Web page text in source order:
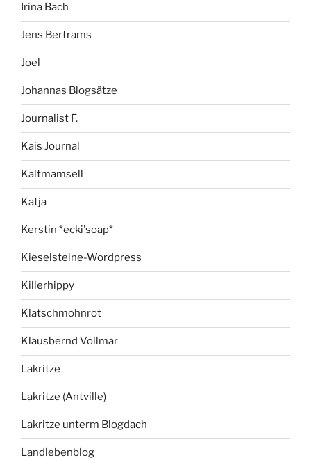
Irina Bach
Jens Bertrams
Joel
Johannas Blogsätze
Journalist F.
Kais Journal
Kaltmamsell
Katja
Kerstin *ecki'soap*
Kieselsteine-Wordpress
Killerhippy
Klatschmohnrot
Klausbernd Vollmar
Lakritze
Lakritze (Antville)
Lakritze unterm Blogdach
Landlebenblog